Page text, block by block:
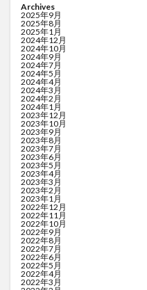
Archives
2025年9月
2025年8月
2025年1月
2024年12月
2024年10月
2024年9月
2024年7月
2024年5月
2024年4月
2024年3月
2024年2月
2024年1月
2023年12月
2023年10月
2023年9月
2023年8月
2023年7月
2023年6月
2023年5月
2023年4月
2023年3月
2023年2月
2023年1月
2022年12月
2022年11月
2022年10月
2022年9月
2022年8月
2022年7月
2022年6月
2022年5月
2022年4月
2022年3月